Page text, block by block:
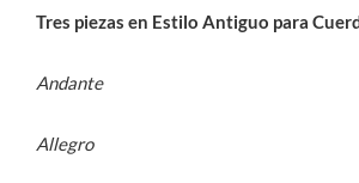
Tres piezas en Estilo Antiguo para
Andante
Allegro